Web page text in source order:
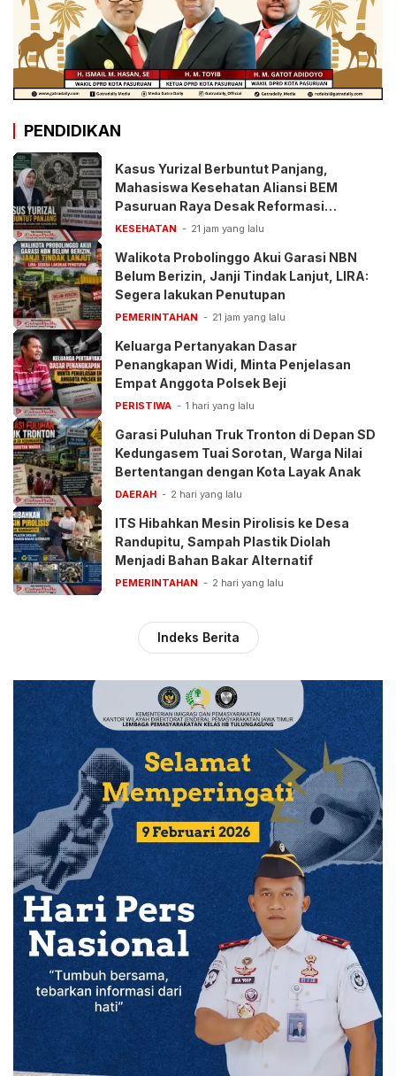
PENDIDIKAN
Kasus Yurizal Berbuntut Panjang,
Mahasiswa Kesehatan Aliansi BEM
Pasuruan Raya Desak Reformasi
Pelayanan BPJS
KESEHATAN 21 jam yang lalu
Walikota Probolinggo Akui Garasi NBN
Belum Berizin, Janji Tindak Lanjut, LIRA:
Segera lakukan Penutupan
PEMERINTAHAN 21 jam yang lalu
Keluarga Pertanyakan Dasar
Penangkapan Widi, Minta Penjelasan
Empat Anggota Polsek Beji
PERISTIWA 1 hari yang lalu
Garasi Puluhan Truk Tronton di Depan SD
Kedungasem Tuai Sorotan, Warga Nilai
Bertentangan dengan Kota Layak Anak
DAERAH 2 hari yang lalu
ITS Hibahkan Mesin Pirolisis ke Desa
Randupitu, Sampah Plastik Diolah
Menjadi Bahan Bakar Alternatif
PEMERINTAHAN 2 hari yang lalu
Indeks Berita